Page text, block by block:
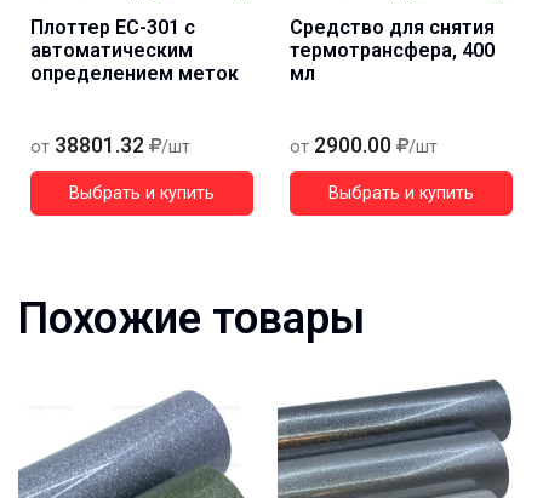
Плоттер EC-301 с
автоматическим
определением меток
от 38801.32 /шт
Выбрать и купить
Средство для снятия
термотрансфера, 400
мл
от 2900.00 /шт
Выбрать и купить
Похожие товары